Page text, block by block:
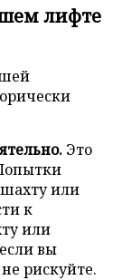
лифте
Это
шахту или
к
или
вы
рискуйте.